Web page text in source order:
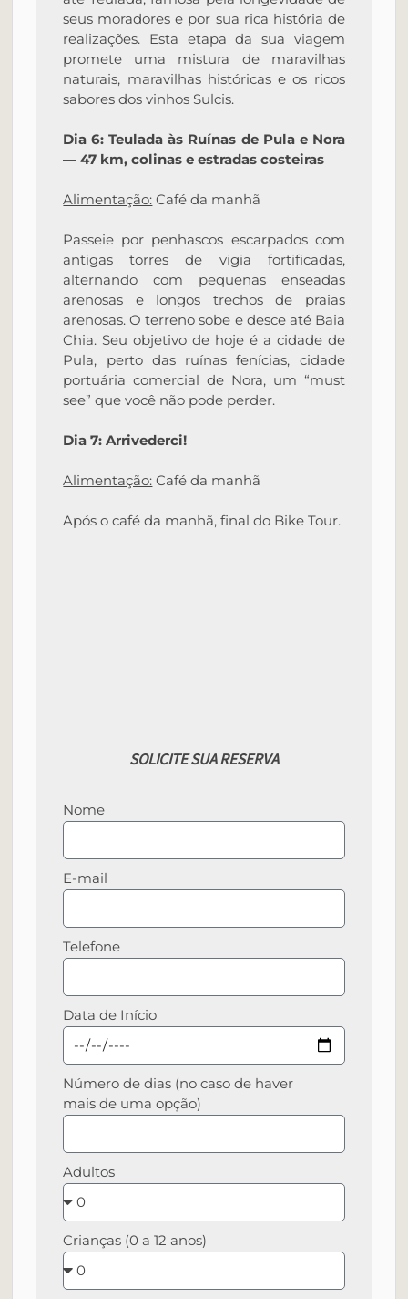
seus moradores e por sua rica história de
realizações. Esta etapa da sua viagem
promete uma mistura de maravilhas
naturais, maravilhas históricas e os ricos
sabores dos vinhos Sulcis.
Dia 6: Teulada às Ruínas de Pula e Nora
— 47 km, colinas e estradas costeiras
Alimentação: Café da manhã
Passeie por penhascos escarpados com
antigas torres de vigia fortificadas,
alternando com pequenas enseadas
arenosas e longos trechos de praias
arenosas. O terreno sobe e desce até Baia
Chia. Seu objetivo de hoje é a cidade de
Pula, perto das ruínas fenícias, cidade
portuária comercial de Nora, um “must
see” que você não pode perder.
Dia 7: Arrivederci!
Alimentação: Café da manhã
Após o café da manhã, final do Bike Tour.
SOLICITE SUA RESERVA
Nome
E-mail
Telefone
Data de Início
Número de dias (no caso de haver
mais de uma opção)
Adultos
Crianças (0 a 12 anos)